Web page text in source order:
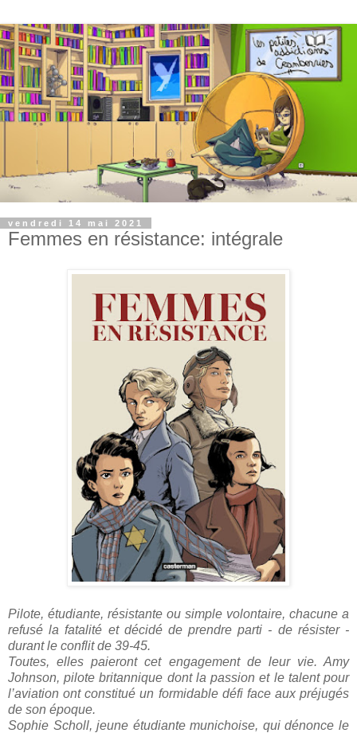
vendredi 14 mai 2021
Femmes en résistance: intégrale
Pilote, étudiante, résistante ou simple volontaire, chacune a
refusé la fatalité et décidé de prendre parti - de résister -
durant le conflit de 39-45.
Toutes, elles paieront cet engagement de leur vie. Amy
Johnson, pilote britannique dont la passion et le talent pour
l’aviation ont constitué un formidable défi face aux préjugés
de son époque.
Sophie Scholl, jeune étudiante munichoise, qui dénonce le